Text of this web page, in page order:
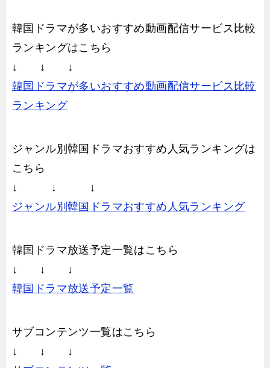
韓国ドラマが多いおすすめ動画配信サービス比較
ランキングはこちら
↓ ↓ ↓
韓国ドラマが多いおすすめ動画配信サービス比較
ランキング
ジャンル別韓国ドラマおすすめ人気ランキングは
こちら
↓ ↓ ↓
ジャンル別韓国ドラマおすすめ人気ランキング
韓国ドラマ放送予定一覧はこちら
↓ ↓ ↓
韓国ドラマ放送予定一覧
サブコンテンツ一覧はこちら
↓ ↓ ↓